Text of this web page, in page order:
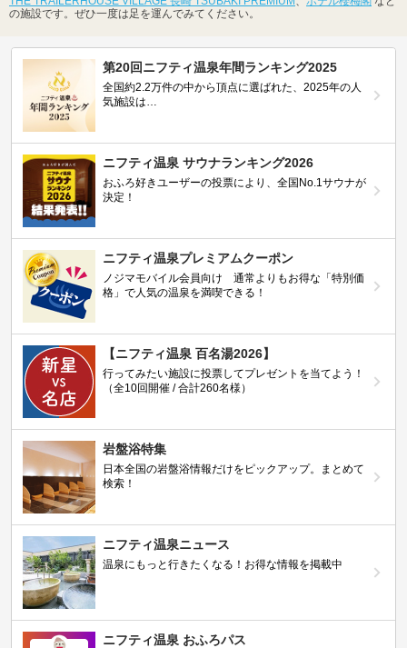
の施設です。ぜひ一度は足を運んでみてください。
第20回ニフティ温泉年間ランキング2025
全国約2.2万件の中から頂点に選ばれた、2025年の人
気施設は…
ニフティ温泉 サウナランキング2026
おふろ好きユーザーの投票により、全国No.1サウナが
決定！
ニフティ温泉プレミアムクーポン
ノジマモバイル会員向け 通常よりもお得な「特別価
格」で人気の温泉を満喫できる！
【ニフティ温泉 百名湯2026】
行ってみたい施設に投票してプレゼントを当てよう！
（全10回開催 / 合計260名様）
岩盤浴特集
日本全国の岩盤浴情報だけをピックアップ。まとめて
検索！
ニフティ温泉ニュース
温泉にもっと行きたくなる！お得な情報を掲載中
ニフティ温泉 おふろパス